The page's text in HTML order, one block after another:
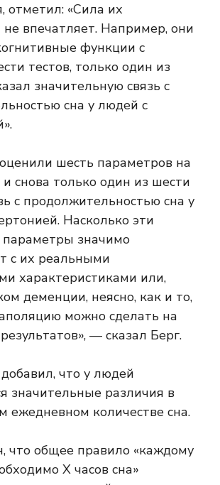
отметил: «Сила их
не впечатляет. Например, они
функции с
тестов, только один из
значительную связь с
сна у людей с
шесть параметров на
снова только один из шести
с продолжительностью сна у
Насколько эти
значимо
с их реальными
характеристиками или,
деменции, неясно, как и то,
можно сделать на
— сказал Берг.
что у людей
значительные различия в
ежедневном количестве сна.
что общее правило «каждому
Х часов сна»